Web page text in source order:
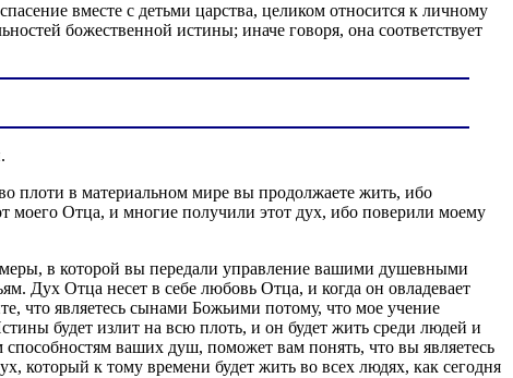
вместе с детьми царства, целиком относится к личному
божественной истины; иначе говоря, она соответствует
в материальном мире вы продолжаете жить, ибо
Отца, и многие получили этот дух, ибо поверили моему
меры, в которой вы передали управление вашими душевными
Дух Отца несет в себе любовь Отца, и когда он овладевает
что являетесь сынами Божьими потому, что мое учение
будет излит на всю плоть, и он будет жить среди людей и
ваших душ, поможет вам понять, что вы являетесь
который к тому времени будет жить во всех людях, как сегодня